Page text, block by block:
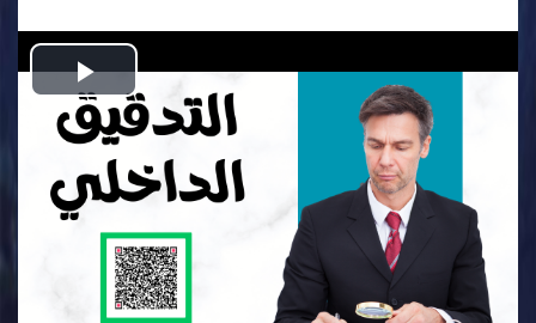
Play
Video